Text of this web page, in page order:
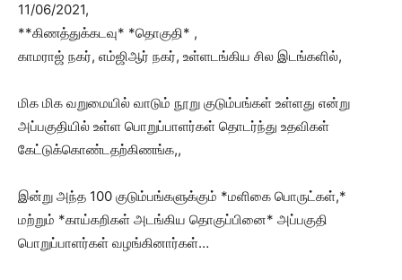
11/06/2021,
**கிணத்துக்கடவு* *தொகுதி* ,
காமராஜ் நகர், எம்ஜிஆர் நகர், உள்ளடங்கிய சில இடங்களில்,
மிக மிக வறுமையில் வாடும் நூறு குடும்பங்கள் உள்ளது என்று
அப்பகுதியில் உள்ள பொறுப்பாளர்கள் தொடர்ந்து உதவிகள்
கேட்டுக்கொண்டதற்கிணங்க,,
இன்று அந்த 100 குடும்பங்களுக்கும் *மளிகை பொருட்கள்,*
மற்றும் *காய்கறிகள் அடங்கிய தொகுப்பினை* அப்பகுதி
பொறுப்பாளர்கள் வழங்கினார்கள்…